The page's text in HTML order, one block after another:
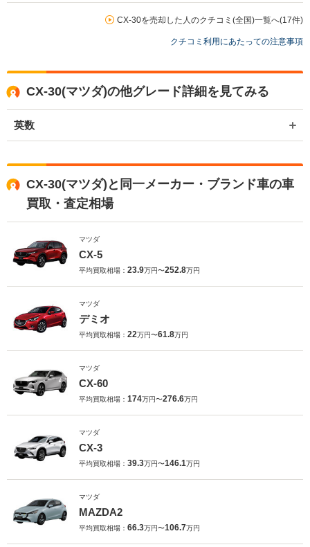
車、軽自動車などの各種専門店を展開しているため、また機会がござ
お願い申し上げます。
CX-30を売却した人のクチコミ(全国)一覧へ(17件)
クチコミ利用にあたっての注意事項
CX-30(マツダ)の他グレード詳細を見てみる
英数
CX-30(マツダ)と同一メーカー・ブランド車の車
買取・査定相場
マツダ
CX-5
平均買取相場： 23.9万円〜252.8万円
マツダ
デミオ
平均買取相場： 22万円〜61.8万円
マツダ
CX-60
平均買取相場： 174万円〜276.6万円
マツダ
CX-3
平均買取相場： 39.3万円〜146.1万円
マツダ
MAZDA2
平均買取相場： 66.3万円〜106.7万円